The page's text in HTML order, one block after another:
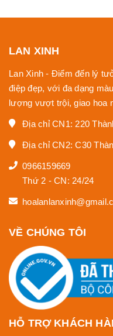
LAN XINH
Lan Xinh - Điểm đến lý
điệp đẹp, với đa dạng
lượng vượt trội, giao hoa
Địa chỉ CN1: 220
Địa chỉ CN2: C30
0966159669
Thứ 2 - CN: 24/24
VỀ CHÚNG TÔI
HỖ TRỢ KHÁCH